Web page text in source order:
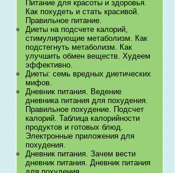
Питание для красоты и здоровья.
Как похудеть и стать красивой.
Правильное питание.
Диеты на подсчете калорий,
стимулирующие метаболизм. Как
подстегнуть метаболизм. Как
улучшить обмен веществ. Худеем
эффективно.
Диеты: семь вредных диетических
мифов.
Дневник питания. Ведение
дневника питания для похудения.
Правильное похудение. Подсчет
калорий. Таблица калорийности
продуктов и готовых блюд.
Электронные приложения для
похудения.
Дневник питания. Зачем вести
дневник питания. Дневник питания